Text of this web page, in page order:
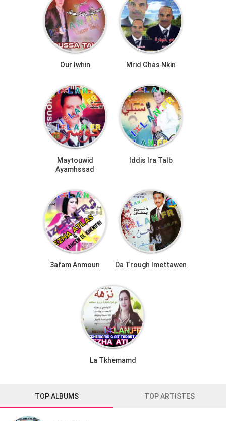
Our Iwhin Mrid Ghas Nkin
Maytouwid
Ayamhssad
Iddis Ira Talb
3afam Anmoun Da Trough Imettawen
La Tkhemamd
TOP ALBUMS TOP ARTISTES